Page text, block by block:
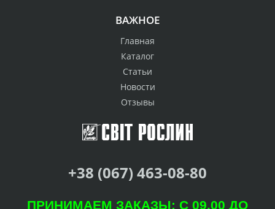
ВАЖНОЕ
Главная
Каталог
Статьи
Новости
Отзывы
+38 (067) 463-08-80
ПРИНИМАЕМ ЗАКАЗЫ: С 09.00 ДО